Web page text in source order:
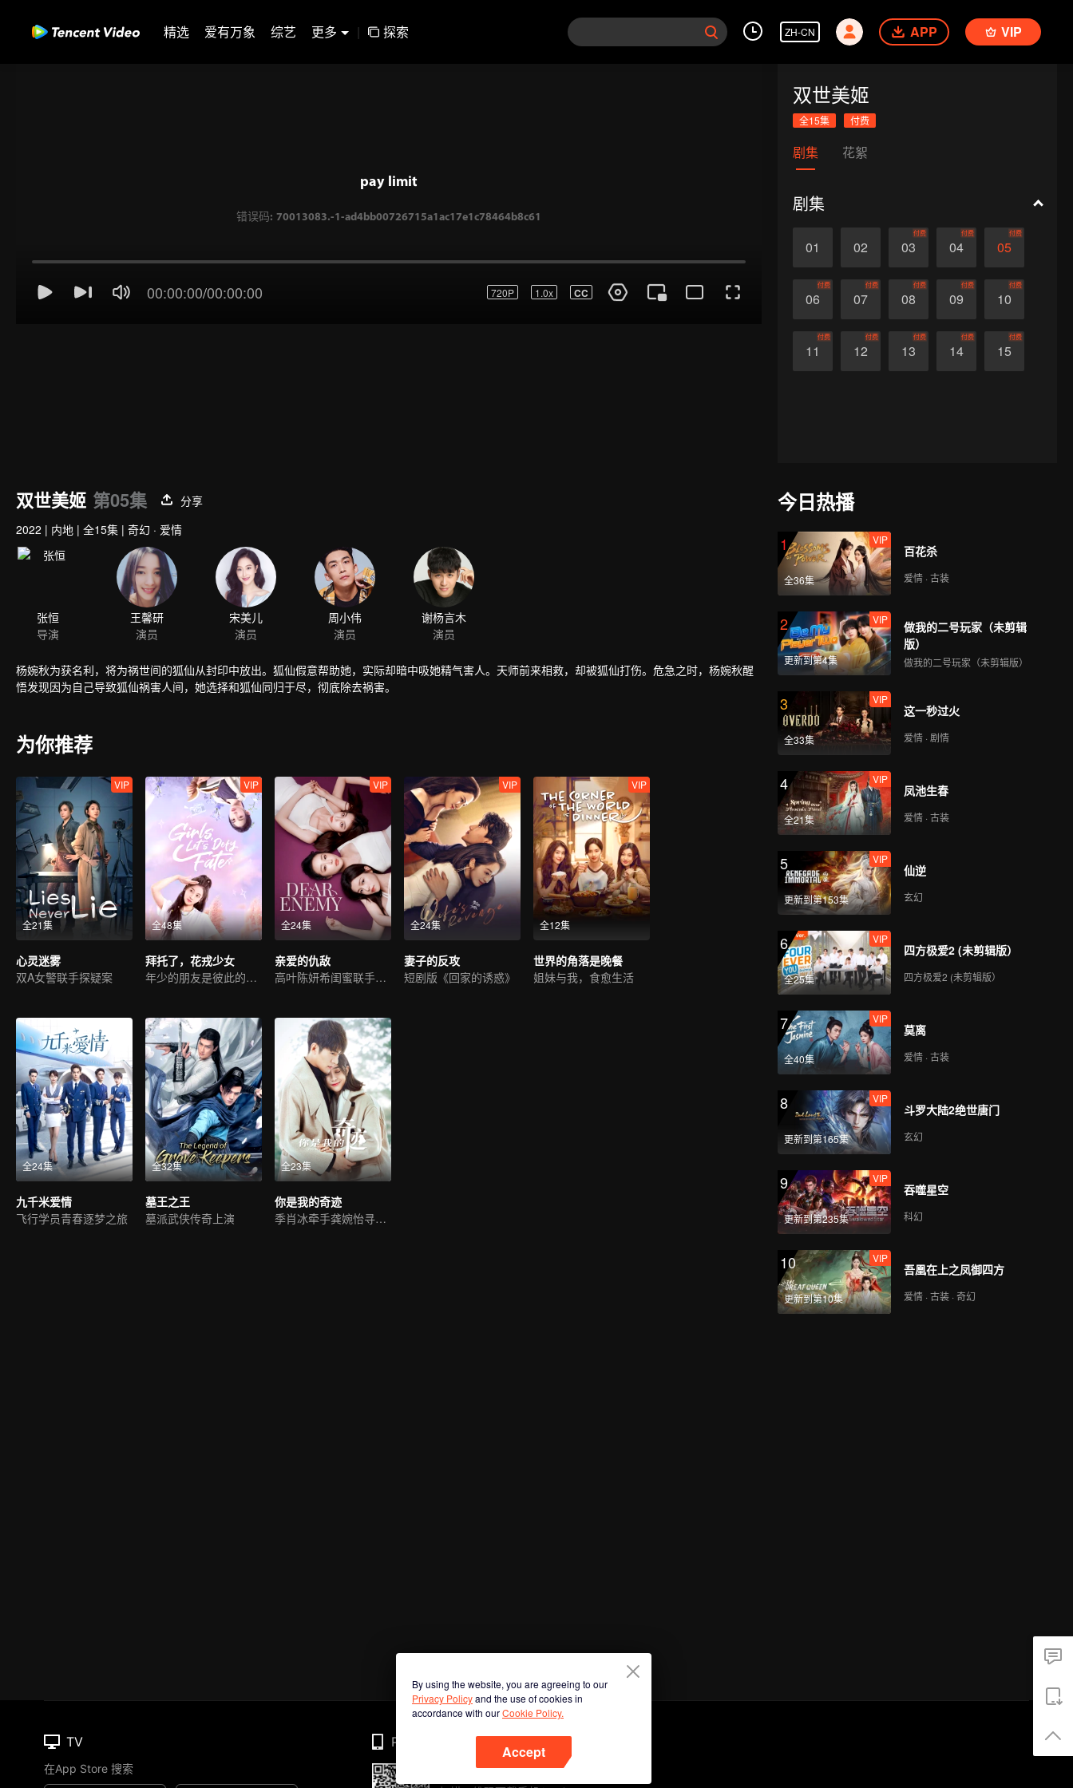
精选 爱有万象 综艺 更多 | 探索 ZH-CN APP VIP
00:00:00/00:00:00 720P 1.0x CC
双世美姬
全15集 付费
剧集 花絮
剧集
01 02 03
付费
04
付费
05
付费
06
付费
07
付费
08
付费
09
付费
10
付费
11
付费
12
付费
13
付费
14
付费
15
付费
双世美姬 第05集
分享
2022 | 内地 | 全15集 | 奇幻 · 爱情
张恒
导演
王馨研
演员
宋美儿
演员
周小伟
演员
谢杨言木
演员
杨婉秋为获名利，将为祸世间的狐仙从封印中放出。狐仙假意帮助她，实际却暗中吸她精气害人。天师前来相救，却被狐仙打伤。危急之时，杨婉秋醒
悟发现因为自己导致狐仙祸害人间，她选择和狐仙同归于尽，彻底除去祸害。
为你推荐
全21集
VIP
心灵迷雾
双A女警联手探疑案
全48集
VIP
拜托了，花戎少女
年少的朋友是彼此的收藏家
全24集
VIP
亲爱的仇敌
高叶陈妍希闺蜜联手复仇
全24集
VIP
妻子的反攻
短剧版《回家的诱惑》
全12集
VIP
世界的角落是晚餐
姐妹与我，食愈生活
全24集
九千米爱情
飞行学员青春逐梦之旅
全32集
墓王之王
墓派武侠传奇上演
全23集
你是我的奇迹
季肖冰牵手龚婉怡寻爱缉凶
今日热播
1
全36集
VIP
百花杀
爱情 · 古装
2
更新到第4集
VIP
做我的二号玩家（未剪辑
版）
做我的二号玩家（未剪辑版）
3
全33集
VIP
这一秒过火
爱情 · 剧情
4
全21集
VIP
凤池生春
爱情 · 古装
5
更新到第153集
VIP
仙逆
玄幻
6
全25集
VIP
四方极爱2 (未剪辑版）
四方极爱2 (未剪辑版）
7
全40集
VIP
莫离
爱情 · 古装
8
更新到第165集
VIP
斗罗大陆2绝世唐门
玄幻
9
更新到第235集
VIP
吞噬星空
科幻
10
更新到第10集
VIP
吾凰在上之凤御四方
爱情 · 古装 · 奇幻
By using the website, you are agreeing to our
Privacy Policyand the use of cookies in
accordance with ourCookie Policy.
Accept
TV
在App Store 搜索
Phone